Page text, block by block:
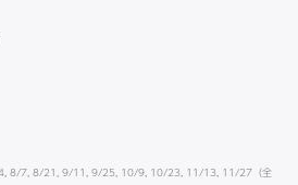
8/7, 8/21, 9/11, 9/25, 10/9, 10/23, 11/13, 11/27（全